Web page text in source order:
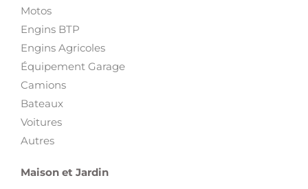
Motos
Engins BTP
Engins Agricoles
Équipement Garage
Camions
Bateaux
Voitures
Autres
Maison et Jardin